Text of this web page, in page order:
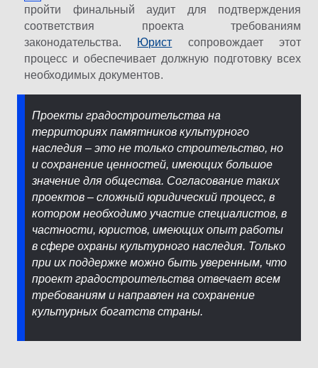
пройти финальный аудит для подтверждения
соответствия проекта требованиям
законодательства. Юрист сопровождает этот
процесс и обеспечивает должную подготовку всех
необходимых документов.
Проекты градостроительства на
территориях памятников культурного
наследия – это не только строительство, но
и сохранение ценностей, имеющих большое
значение для общества. Согласование таких
проектов – сложный юридический процесс, в
котором необходимо участие специалистов, в
частности, юристов, имеющих опыт работы
в сфере охраны культурного наследия. Только
при их поддержке можно быть уверенным, что
проект градостроительства отвечает всем
требованиям и направлен на сохранение
культурных богатств страны.